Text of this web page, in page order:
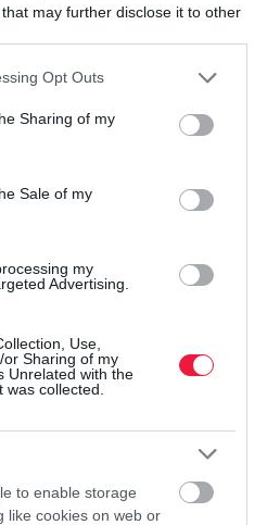
that may further disclose it to other
app uses one or more Google
behaviour. You may click to
and its third-party tags to
purposes in below Google
Opt Outs
Sharing of my
Sale of my
my
Advertising.
Use,
Sharing of my
Unrelated with the
collected.
to enable storage
like cookies on web or
elrontották a családi bulit
érkeztek a Nemzeti Adó- és
pénzügyőrei egy nyírségi
forint értékben foglaltak le